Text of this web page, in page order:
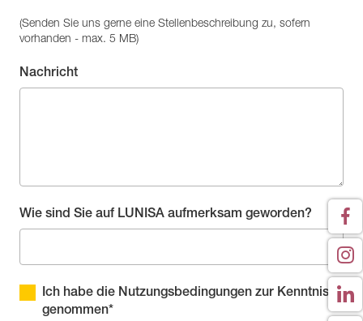
(Senden Sie uns gerne eine Stellenbeschreibung zu, sofern
vorhanden - max. 5 MB)
Nachricht
Wie sind Sie auf LUNISA aufmerksam geworden?
Ich habe die Nutzungsbedingungen zur Kenntnis
genommen*